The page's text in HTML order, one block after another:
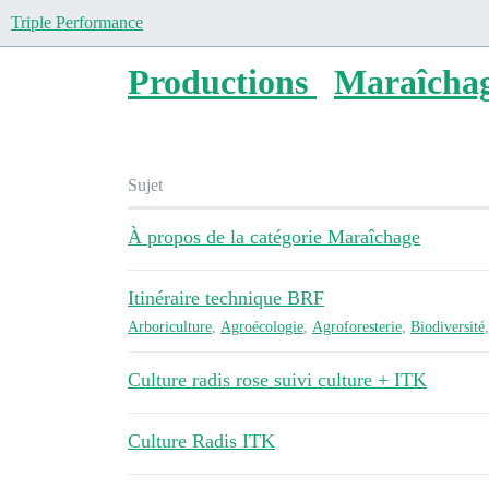
Triple Performance
Productions
Sujet
À propos de la catégorie Maraîchage
Itinéraire technique BRF
Arboriculture, Agroécologie, Agroforesterie, Biodiversité,
Culture radis rose suivi culture + ITK
Culture Radis ITK